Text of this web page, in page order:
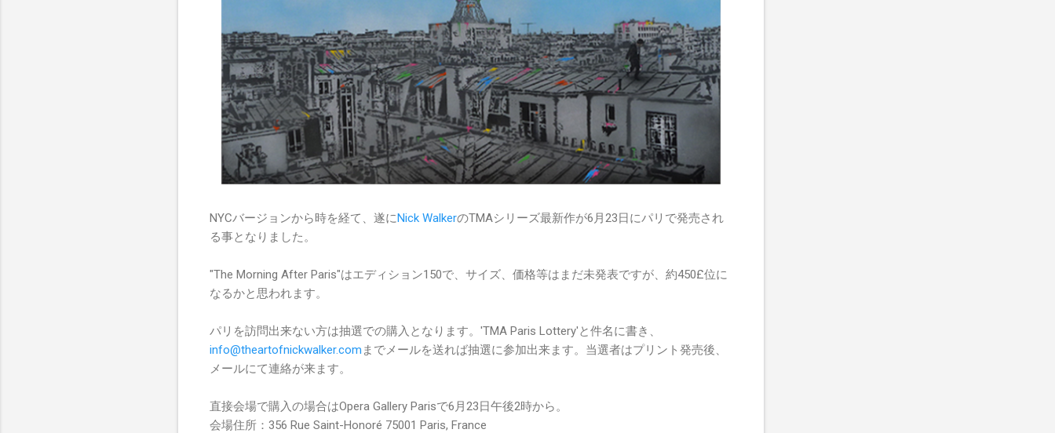
NYCバージョンから時を経て、遂にNick WalkerのTMAシリーズ最新作が6月23日にパリで発売され
る事となりました。
"The Morning After Paris"はエディション150で、サイズ、価格等はまだ未発表ですが、約450£位に
なるかと思われます。
パリを訪問出来ない方は抽選での購入となります。'TMA Paris Lottery'と件名に書き、
info@theartofnickwalker.com までメールを送れば抽選に参加出来ます。当選者はプリント発売後、
メールにて連絡が来ます。
直接会場で購入の場合はOpera Gallery Parisで6月23日午後2時から。
会場住所：356 Rue Saint-Honoré 75001 Paris, France